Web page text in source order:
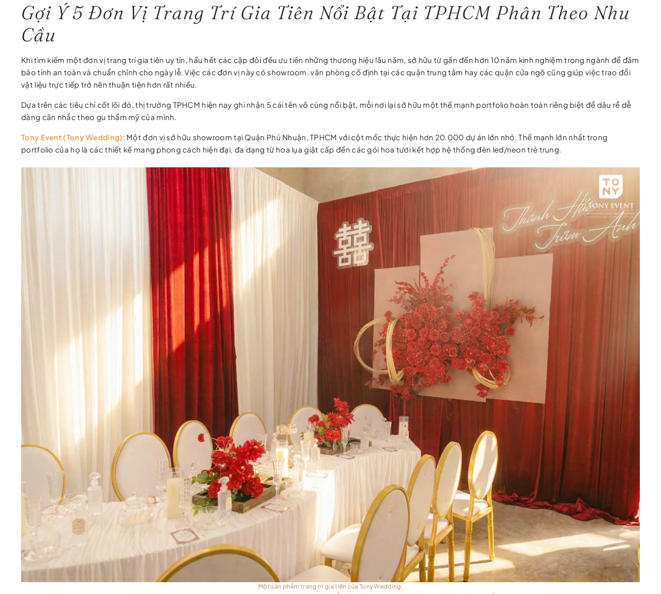
Gợi Ý 5 Đơn Vị Trang Trí Gia Tiên Nổi Bật Tại TPHCM Phân Theo Nhu
Cầu
Khi tìm kiếm một đơn vị trang trí gia tiên uy tín, hầu hết các cặp đôi đều ưu tiên những thương hiệu lâu năm, sở hữu từ gần đến hơn 10 năm kinh nghiệm trong ngành để đảm
bảo tính an toàn và chuẩn chỉnh cho ngày lễ. Việc các đơn vị này có showroom, văn phòng cố định tại các quận trung tâm hay các quận cửa ngõ cũng giúp việc trao đổi
vật liệu trực tiếp trở nên thuận tiện hơn rất nhiều.
Dựa trên các tiêu chí cốt lõi đó, thị trường TPHCM hiện nay ghi nhận 5 cái tên vô cùng nổi bật, mỗi nơi lại sở hữu một thế mạnh portfolio hoàn toàn riêng biệt để dâu rể dễ
dàng cân nhắc theo gu thẩm mỹ của mình.
Tony Event (Tony Wedding): Một đơn vị sở hữu showroom tại Quận Phú Nhuận, TPHCM với cột mốc thực hiện hơn 20.000 dự án lớn nhỏ. Thế mạnh lớn nhất trong
portfolio của họ là các thiết kế mang phong cách hiện đại, đa dạng từ hoa lụa giật cấp đến các gói hoa tươi kết hợp hệ thống đèn led/neon trẻ trung.
Một sản phẩm trang trí gia tiên của Tony Wedding.